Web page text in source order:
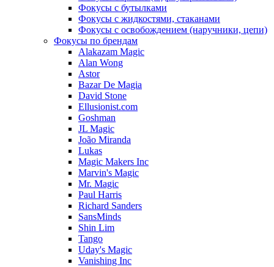
Фокусы с бутылками
Фокусы с жидкостями, стаканами
Фокусы с освобождением (наручники, цепи)
Фокусы по брендам
Alakazam Magic
Alan Wong
Astor
Bazar De Magia
David Stone
Ellusionist.com
Goshman
JL Magic
João Miranda
Lukas
Magic Makers Inc
Marvin's Magic
Mr. Magic
Paul Harris
Richard Sanders
SansMinds
Shin Lim
Tango
Uday's Magic
Vanishing Inc